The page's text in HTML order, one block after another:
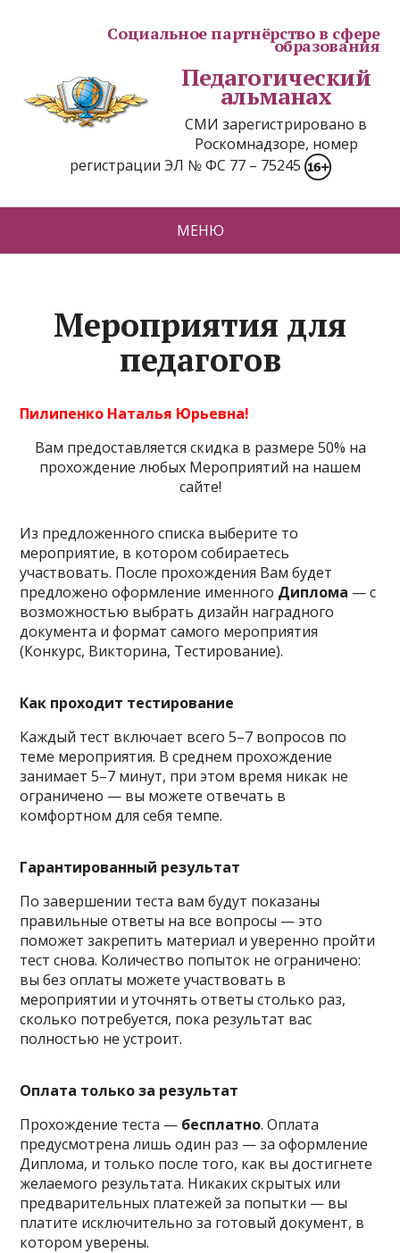
Социальное партнёрство в сфере
образования
Педагогический
альманах
СМИ зарегистрировано в
Роскомнадзоре, номер
регистрации ЭЛ № ФС 77 – 75245
МЕНЮ
Мероприятия для
педагогов
Пилипенко Наталья Юрьевна!
Вам предоставляется скидка в размере 50% на
прохождение любых Мероприятий на нашем
сайте!
Из предложенного списка выберите то
мероприятие, в котором собираетесь
участвовать. После прохождения Вам будет
предложено оформление именного Диплома — с
возможностью выбрать дизайн наградного
документа и формат самого мероприятия
(Конкурс, Викторина, Тестирование).
Как проходит тестирование
Каждый тест включает всего 5–7 вопросов по
теме мероприятия. В среднем прохождение
занимает 5–7 минут, при этом время никак не
ограничено — вы можете отвечать в
комфортном для себя темпе.
Гарантированный результат
По завершении теста вам будут показаны
правильные ответы на все вопросы — это
поможет закрепить материал и уверенно пройти
тест снова. Количество попыток не ограничено:
вы без оплаты можете участвовать в
мероприятии и уточнять ответы столько раз,
сколько потребуется, пока результат вас
полностью не устроит.
Оплата только за результат
Прохождение теста — бесплатно. Оплата
предусмотрена лишь один раз — за оформление
Диплома, и только после того, как вы достигнете
желаемого результата. Никаких скрытых или
предварительных платежей за попытки — вы
платите исключительно за готовый документ, в
котором уверены.